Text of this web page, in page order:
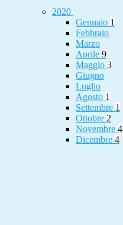
2020
Gennaio 1
Febbraio
Marzo
Aprile 9
Maggio 3
Giugno
Luglio
Agosto 1
Settembre 1
Ottobre 2
Novembre 4
Dicembre 4